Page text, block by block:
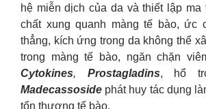
hệ miễn dịch của da và thiết lập
chất xung quanh màng tế bào, ức
thẳng, kích ứng trong da không thể
trong màng tế bào, ngăn chặn
Cytokines, Prostagladins, hổ
Madecassoside phát huy tác dụng
tổn thương tế bào.